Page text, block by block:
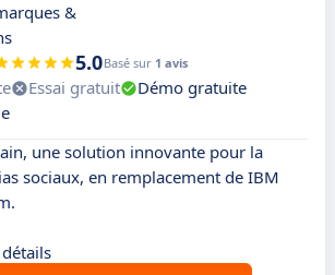
&
5.0Basé sur 1 avis
Essai gratuit
Démo gratuite
une solution innovante pour la
sociaux, en remplacement de IBM